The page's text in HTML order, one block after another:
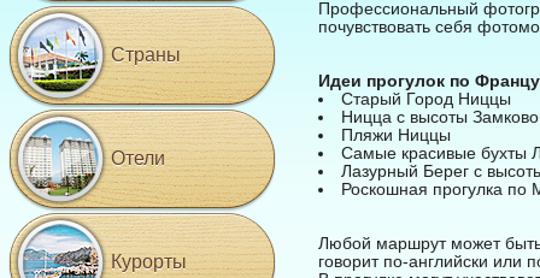
Профессиональный
почувствовать себя
Идеи прогулок по
Старый Город Ниццы
Ницца с высоты
Пляжи Ниццы
Самые красивые бухты
Лазурный Берег с
Роскошная прогулка по
Любой маршрут может быть
говорит по-английски или
Страны
Отели
Курорты